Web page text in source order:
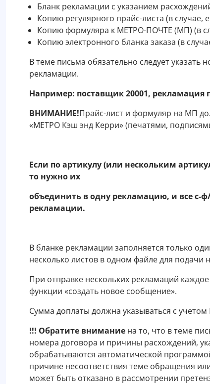
Бланк рекламации с указанием
Копию регулярного прайс-листа (в
Копию формуляра к МЕТРО-ПОЧТЕ (МП) (в
Копию электронного бланка заказа (в
В теме письма обязательно следует
рекламации.
Например: поставщик 20001, рекламация
ВНИМАНИЕ!Прайс-лист и формуляр на МП
«МЕТРО Кэш энд Керри» (печатями,
Если по артикулу (или нескольким
то нужно их
объединить в одну рекламацию, и все с-
рекламации.
В бланке рекламации заполняется только
несколько листов в одном файле для подачи
При отправке нескольких рекламаций
функции «создать новое сообщение».
Сумма доплаты должна указываться с
!!! Обратите внимание на то, что в теме
номера договора и причины расхождений,
обрабатываются автоматической
причине несоответствия теме обращения
может быть отказано в рассмотрении